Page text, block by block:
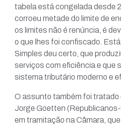
tabela está congelada desde
corroeu metade do limite de
os limites não é renúncia, é
o que lhes foi confiscado.
Simples deu certo, que
serviços com eficiência e que
sistema tributário moderno e
O assunto também foi tratado
Jorge Goetten
em tramitação na Câmara,